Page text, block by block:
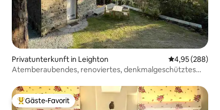
Privatunterkunft in Leighton
4,95 (288)
Atemberaubendes, renoviertes, denkmalgeschütztes
Beliebter Gäste-Favorit.
Gäste-Favorit